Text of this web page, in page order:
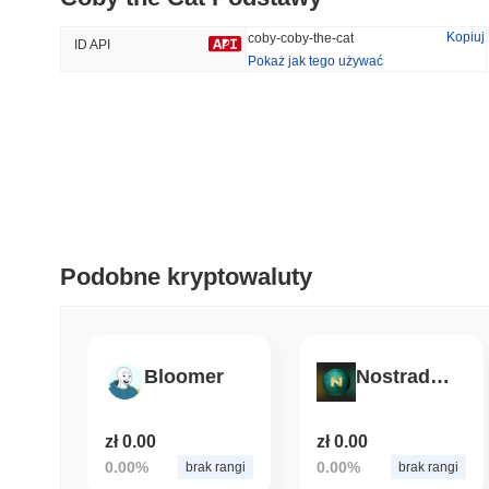
35.87% -16.32%
ID API coby-coby-the-cat
Kopiuj
Pokaż jak tego używać
Podobne kryptowaluty
Bloomer
zł 0.00
0.00% brak rangi
Nostradamus
zł 0.00
0.00% brak rangi